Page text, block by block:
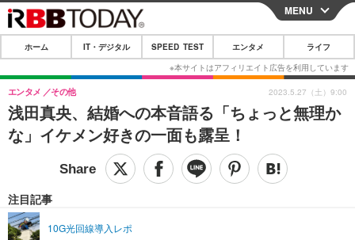
CLOSE
ホーム
IT・デジタル
IT・デジタルTOP スマートフォン
ショッピング その他
SPEED TEST
エンタメTOP 映画・ドラマ
ライフTOP
リリース一覧
MENU
ホーム IT・デジタル SPEED TEST エンタメ ライフ
浅田真央、結婚への本音語る「ちょっと無理か
な」イケメン好きの一面も露呈！
エンタメ その他
注目記事
10G光回線導入レポ
2023.5.27（土）9:00